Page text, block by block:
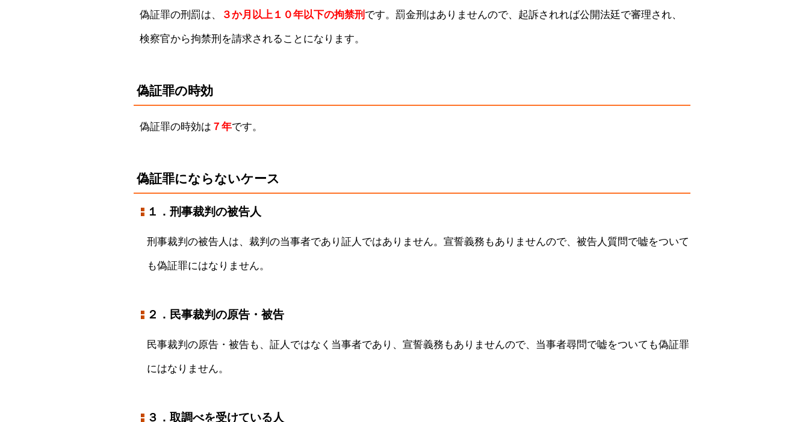
偽証罪の刑罰は、 ３か月以上１０年以下の拘禁刑 です。罰金刑はありませんので、起訴されれば公開法廷で審理され、
検察官から拘禁刑を請求されることになります。
偽証罪の時効
偽証罪の時効は ７年です。
偽証罪にならないケース
１．刑事裁判の被告人
刑事裁判の被告人は、裁判の当事者であり証人ではありません。宣誓義務もありませんので、被告人質問で嘘をついて
も偽証罪にはなりません。
２．民事裁判の原告・被告
民事裁判の原告・被告も、証人ではなく当事者であり、宣誓義務もありませんので、当事者尋問で嘘をついても偽証罪
にはなりません。
３．取調べを受けている人